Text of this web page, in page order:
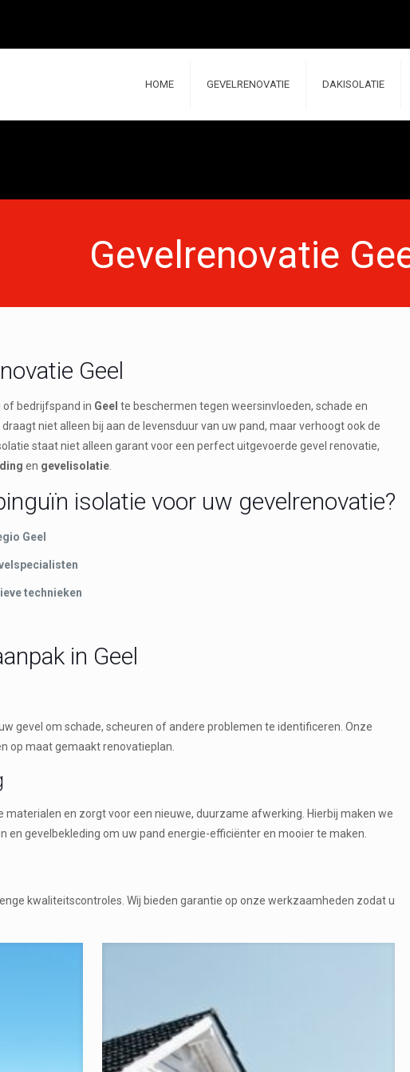
HOME GEVELRENOVATIE DAKISOLATIE
Gevelrenovatie
Geel
of bedrijfspand in Geel te beschermen tegen weersinvloeden, schade en
niet alleen bij aan de levensduur van uw pand, maar verhoogt ook de
staat niet alleen garant voor een perfect uitgevoerde gevel renovatie,
en gevelisolatie
isolatie voor uw gevelrenovatie?
Geel
technieken
in Geel
gevel om schade, scheuren of andere problemen te identificeren. Onze
op maat gemaakt renovatieplan.
en zorgt voor een nieuwe, duurzame afwerking. Hierbij maken we
en gevelbekleding om uw pand energie-efficiënter en mooier te maken.
kwaliteitscontroles. Wij bieden garantie op onze werkzaamheden zodat u